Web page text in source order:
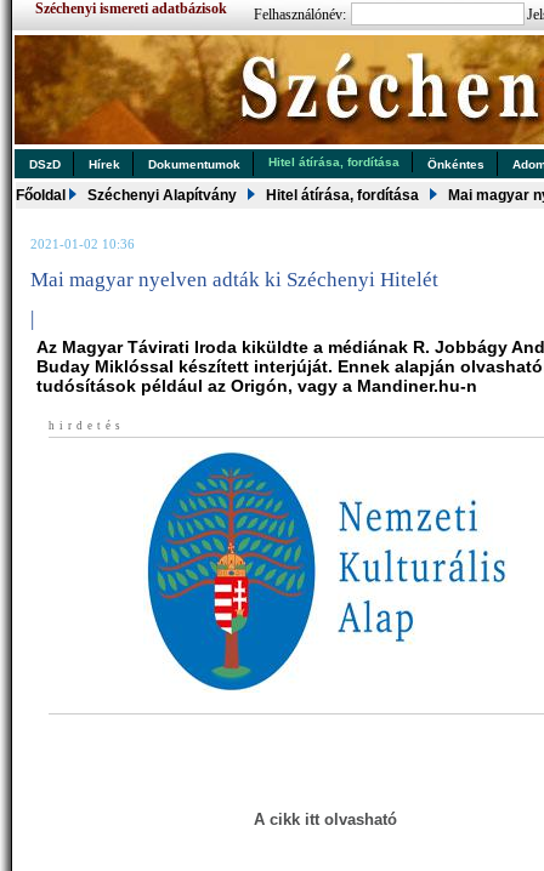
Széchenyi ismereti adatbázisok Felhasználónév:
DSzD Hírek Dokumentumok Hitel átírása, fordítása Önkéntes
Főoldal Széchenyi Alapítvány Hitel átírása, fordítása Mai magyar
2021-01-02 10:36
Mai magyar nyelven adták ki Széchenyi Hitelét
|
Az Magyar Távirati Iroda kiküldte a médiának R. Jobbágy
Buday Miklóssal készített interjúját. Ennek alapján
tudósítások például az Origón, vagy a Mandiner.hu-n
hirdetés
A cikk itt olvasható